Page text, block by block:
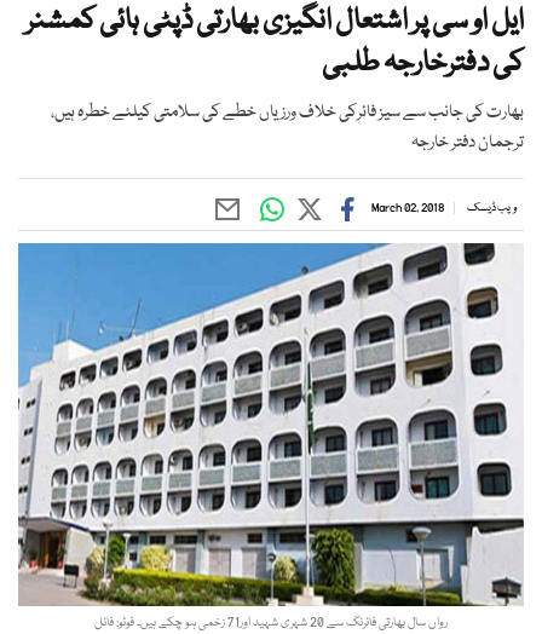
ایل او سی پر اشتعال انگیزی بھارتی ڈپٹی ہائی کمشنر
کی دفترخارجہ طلبی
بھارت کی جانب سے سیز فائرکی خلاف ورزیاں خطے کی سلامتی کیلئے خطرہ ہیں،
ترجمان دفتر خارجہ
ویب ڈیسک March 02, 2018
رواں سال بھارتی فائرنگ سے 20 شہری شہید اور71 زخمی ہو چکے ہیں۔ فوٹو: فائل